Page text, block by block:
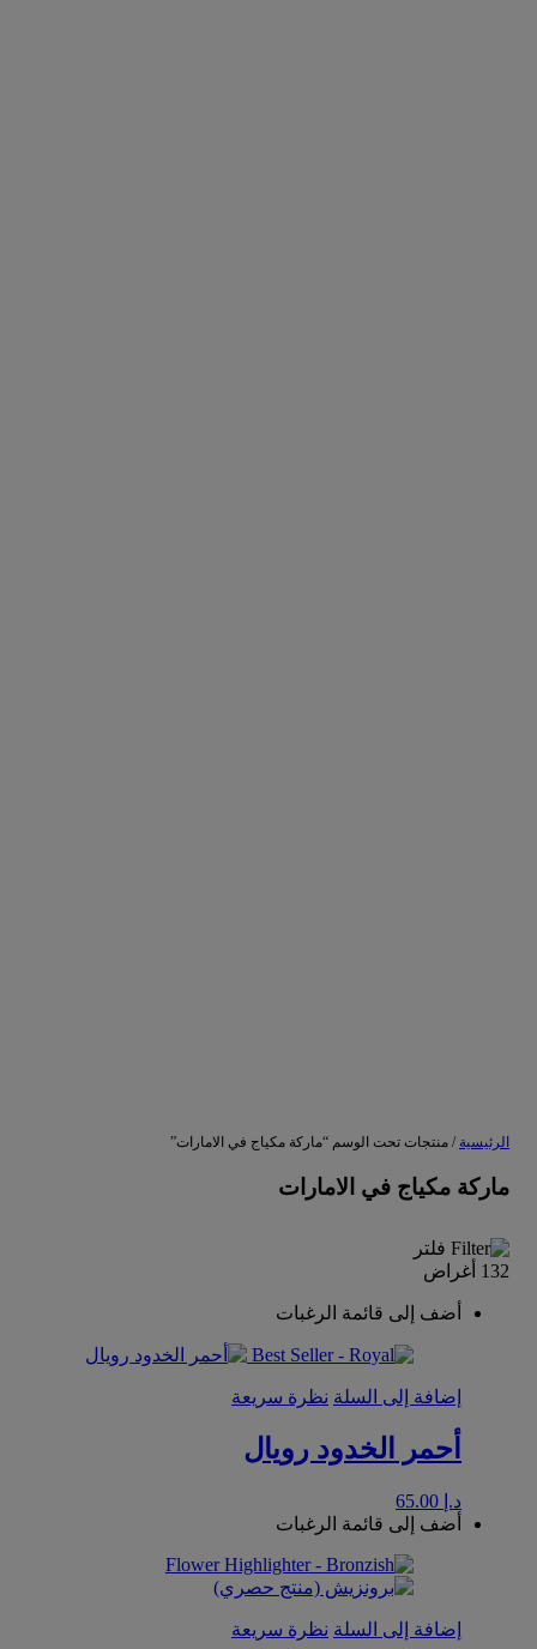
الرئيسية / منتجات تحت الوسم “ماركة مكياج في الامارات”
ماركة مكياج في الامارات
فلتر
132 أغراض
أضف إلى قائمة الرغبات
إضافة إلى السلة نظرة سريعة
أحمر الخدود رويال
د.إ
أضف إلى قائمة الرغبات
إضافة إلى السلة نظرة سريعة